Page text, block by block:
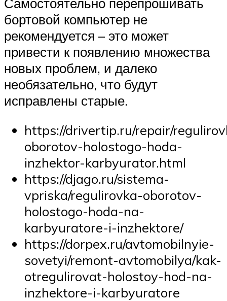
бортовой компьютер не
рекомендуется – это может
привести к появлению множества
новых проблем, и далеко
необязательно, что будут
исправлены старые.
https://drivertip.ru/repair/
oborotov-holostogo-hoda-
inzhektor-karbyurator.html
https://djago.ru/sistema-
vpriska/regulirovka-oborotov-
holostogo-hoda-na-
karbyuratore-i-inzhektore/
https://dorpex.ru/avtomobilnyie-
sovetyi/remont-avtomobilya/kak-
otregulirovat-holostoy-hod-na-
inzhektore-i-karbyuratore